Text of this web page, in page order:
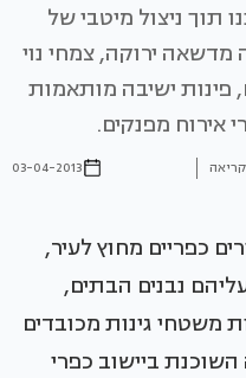
תוך ניצול מיטבי של
ירוקה, צמחי נוי
פינות ישיבה מותאמות
אירוח מפנקים.
03-04-2013
כפריים מחוץ לעיר,
נבנים הבתים,
משטחי גינות מכובדים
השוכנת ביישוב כפרי